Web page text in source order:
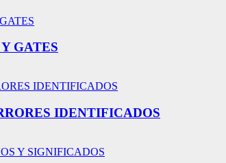
GATES
IDENTIFICADOS